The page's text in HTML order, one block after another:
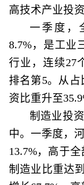
高技术产业投资
一季度，
8.7%，是工业
行业，连续27
排名第5。从占
资比重升至
制造业投
中。一季度，
13.7%，高于全
制造业比重达到